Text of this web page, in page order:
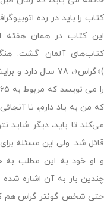
کتاب را باید در رده
این کتاب در همان هفته
کتاب‌هاى آلمان گشت.
)«گراس»، 78 سال
که من به یاد دارم، تا
می‌کند تا باید، دیگر
قائل شد. ولى این مسئله
و او خود به این مطلب به
چندین بار به آن اشاره
حتى شخص‏ گونتر گراس‏ هم